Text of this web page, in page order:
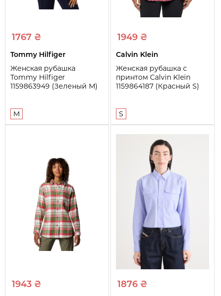
1767 ₴
Tommy Hilfiger
Женская рубашка
Tommy Hilfiger
1159863949 (Зеленый M)
M
1949 ₴
Calvin Klein
Женская рубашка с
принтом Calvin Klein
1159864187 (Красный S)
S
1943 ₴ 1876 ₴